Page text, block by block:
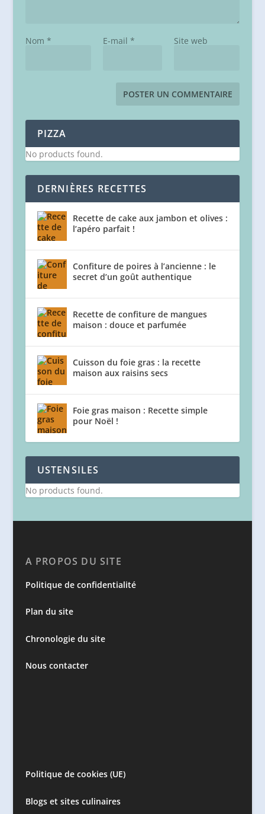
Nom * E-mail * Site web
PIZZA
No products found.
DERNIÈRES RECETTES
Recette de cake aux jambon et olives :
l’apéro parfait !
Confiture de poires à l’ancienne : le
secret d’un goût authentique
Recette de confiture de mangues
maison : douce et parfumée
Cuisson du foie gras : la recette
maison aux raisins secs
Foie gras maison : Recette simple
pour Noël !
USTENSILES
No products found.
A PROPOS DU SITE
Politique de confidentialité
Plan du site
Chronologie du site
Nous contacter
Politique de cookies (UE)
Blogs et sites culinaires